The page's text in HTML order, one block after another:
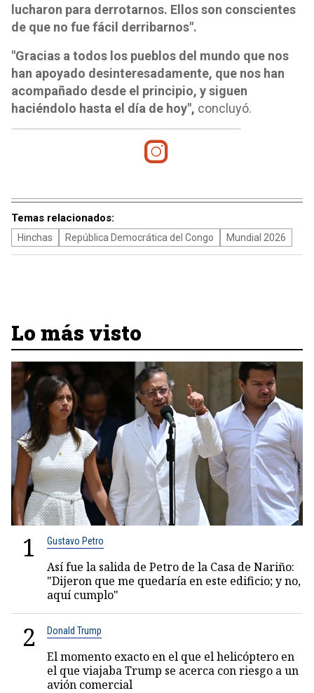
lucharon para derrotarnos. Ellos son conscientes
de que no fue fácil derribarnos".
"Gracias a todos los pueblos del mundo que nos
han apoyado desinteresadamente, que nos han
acompañado desde el principio, y siguen
haciéndolo hasta el día de hoy", concluyó.
Temas relacionados:
Hinchas República Democrática del Congo Mundial 2026
Lo más visto
1 Gustavo Petro
Así fue la salida de Petro de la Casa de Nariño:
"Dijeron que me quedaría en este edificio; y no,
aquí cumplo"
2 Donald Trump
El momento exacto en el que el helicóptero en
el que viajaba Trump se acerca con riesgo a un
avión comercial